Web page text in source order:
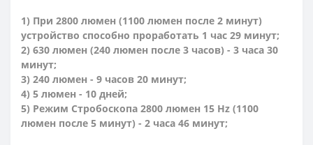
1) При 2800 люмен (1100 люмен после 2 минут)
устройство способно проработать 1 час 29 минут;
2) 630 люмен (240 люмен после 3 часов) - 3 часа 30
минут;
3) 240 люмен - 9 часов 20 минут;
4) 5 люмен - 10 дней;
5) Режим Стробоскопа 2800 люмен 15 Hz (1100
люмен после 5 минут) - 2 часа 46 минут;